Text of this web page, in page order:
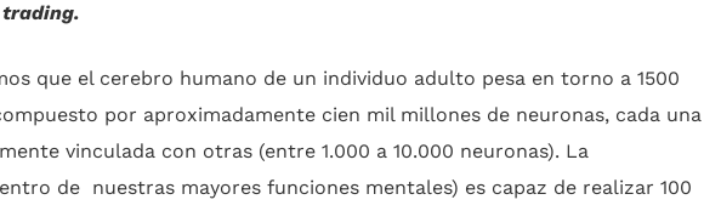
trading.
que el cerebro humano de un individuo adulto pesa en torno a 1500
por aproximadamente cien mil millones de neuronas, cada una
vinculada con otras (entre 1.000 a 10.000 neuronas). La
de nuestras mayores funciones mentales) es capaz de realizar 100